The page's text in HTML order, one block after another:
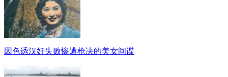
因色诱汉奸失败惨遭枪决的美女间谍